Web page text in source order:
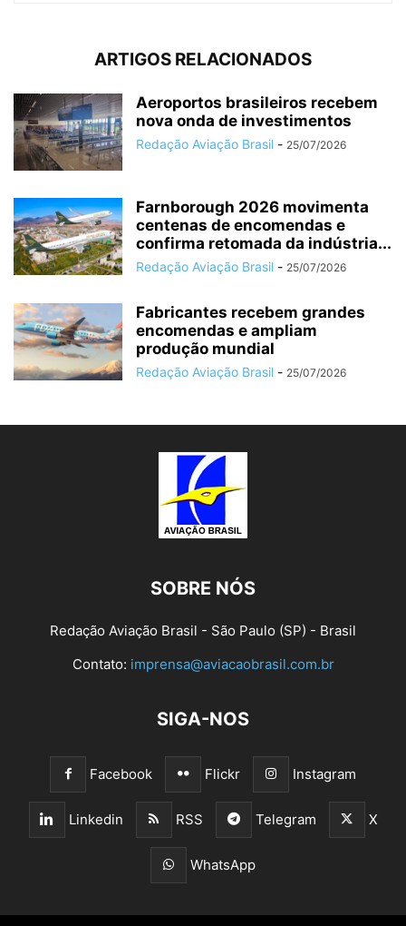
ARTIGOS RELACIONADOS
Aeroportos brasileiros recebem
nova onda de investimentos
Redação Aviação Brasil - 25/07/2026
Farnborough 2026 movimenta
centenas de encomendas e
confirma retomada da indústria...
Redação Aviação Brasil - 25/07/2026
Fabricantes recebem grandes
encomendas e ampliam
produção mundial
Redação Aviação Brasil - 25/07/2026
SOBRE NÓS
Redação Aviação Brasil - São Paulo (SP) - Brasil
Contato: imprensa@aviacaobrasil.com.br
SIGA-NOS
Facebook Flickr Instagram
Linkedin RSS Telegram X
WhatsApp